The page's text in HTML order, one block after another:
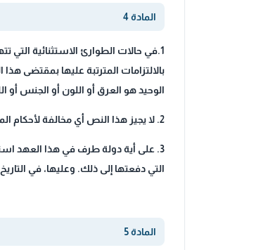
المادة 4
1.في حالات الطوارئ الاستثنائية التي
بالالتزامات المترتبة عليها بمقتضى
الوحيد هو العرق أو اللون أو الجنس أو
2. لا يجيز هذا النص أي مخالفة لأحكام المواد 6 و 7 و 8 (الفقرتين 1 و 2) و 11 و 15 و 16 و 18.
3. على أية دولة طرف في هذا العهد
التي دفعتها إلى ذلك. وعليها، في
المادة 5